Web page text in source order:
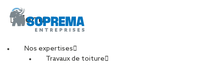
Menu
Nos expertises
Travaux de toiture